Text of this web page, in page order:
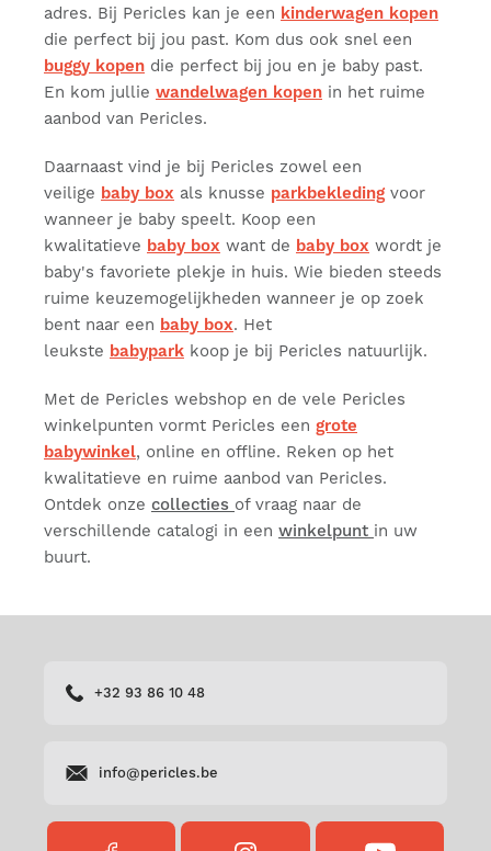
adres. Bij Pericles kan je een kinderwagen kopen
die perfect bij jou past. Kom dus ook snel een
buggy kopen die perfect bij jou en je baby past.
En kom jullie wandelwagen kopen in het ruime
aanbod van Pericles.
Daarnaast vind je bij Pericles zowel een
veilige baby box als knusse parkbekledingvoor
wanneer je baby speelt. Koop een
kwalitatieve baby box want de baby box wordt je
baby's favoriete plekje in huis. Wie bieden steeds
ruime keuzemogelijkheden wanneer je op zoek
bent naar een baby box. Het
leukste babypark koop je bij Pericles natuurlijk.
Met de Pericles webshop en de vele Pericles
winkelpunten vormt Pericles een grote
babywinkel, online en offline. Reken op het
kwalitatieve en ruime aanbod van Pericles.
Ontdek onze collecties of vraag naar de
verschillende catalogi in een winkelpunt in uw
buurt.
+32 93 86 10 48
info@pericles.be